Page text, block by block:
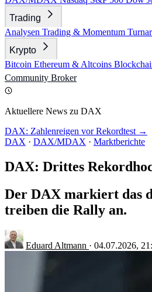
Trading
Analysen Trading & Momentum
Krypto
Bitcoin Ethereum & Altcoins
Community Broker
Aktuellere News zu DAX
DAX: Zahlenreigen vor Rekordtest →
DAX · DAX/MDAX · Marktberichte
DAX: Drittes
Der DAX markiert das
treiben die Rally an.
Eduard Altmann · 04.07.2026,